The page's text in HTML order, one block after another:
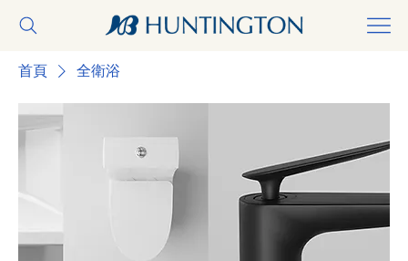
首頁 全衛浴